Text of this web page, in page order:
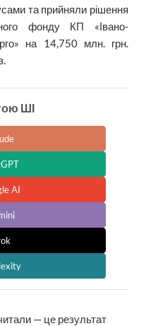
та прийняли рішення
фонду КП «Івано-
на 14,750 млн. грн.
ШІ
AI
— це результат